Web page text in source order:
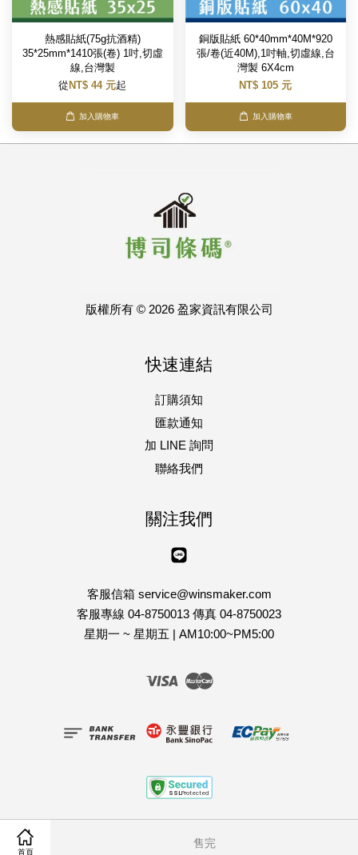
首頁
售完
熱感貼紙(75g抗酒精)
35*25mm*1410張(卷) 1吋,切虛
線,台灣製
從 NT$ 44 元起
加入購物車
銅版貼紙 60*40mm*40M*920
張/卷(近40M),1吋軸,切虛線,台
灣製 6X4cm
NT$ 105 元
加入購物車
版權所有 © 2026 盈家資訊有限公司
快速連結
訂購須知
匯款通知
加 LINE 詢問
聯絡我們
關注我們
客服信箱 service@winsmaker.com
客服專線 04-8750013 傳真 04-8750023
星期一 ~ 星期五 | AM10:00~PM5:00
Visa Master